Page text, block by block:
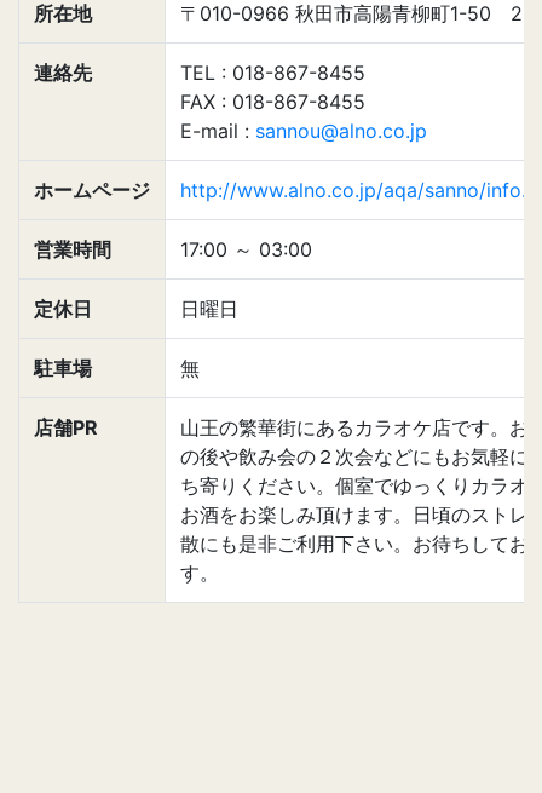
所在地 〒010-0966 秋田市高陽青柳町1-50 2F
連絡先
TEL : 018-867-8455
FAX : 018-867-8455
E-mail : sannou@alno.co.jp
ホームページ http://www.alno.co.jp/aqa/sanno/
営業時間 17:00 ～ 03:00
定休日 日曜日
駐車場 無
店舗PR
山王の繁華街にあるカラオケ店です。お
の後や飲み会の２次会などにもお気軽に
ち寄りください。個室でゆっくりカラオ
お酒をお楽しみ頂けます。日頃のストレ
散にも是非ご利用下さい。お待ちしてお
す。